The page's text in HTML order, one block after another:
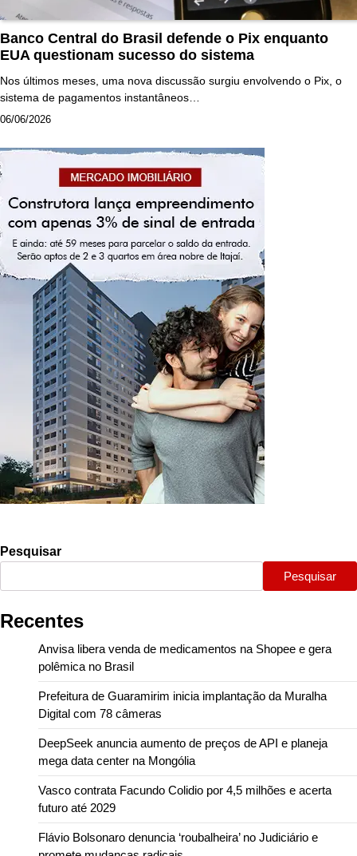
Banco Central do Brasil defende o Pix enquanto
EUA questionam sucesso do sistema
Nos últimos meses, uma nova discussão surgiu envolvendo o Pix, o
sistema de pagamentos instantâneos…
06/06/2026
Pesquisar
Pesquisar
Recentes
Anvisa libera venda de medicamentos na Shopee e gera
polêmica no Brasil
Prefeitura de Guaramirim inicia implantação da Muralha
Digital com 78 câmeras
DeepSeek anuncia aumento de preços de API e planeja
mega data center na Mongólia
Vasco contrata Facundo Colidio por 4,5 milhões e acerta
futuro até 2029
Flávio Bolsonaro denuncia ‘roubalheira’ no Judiciário e